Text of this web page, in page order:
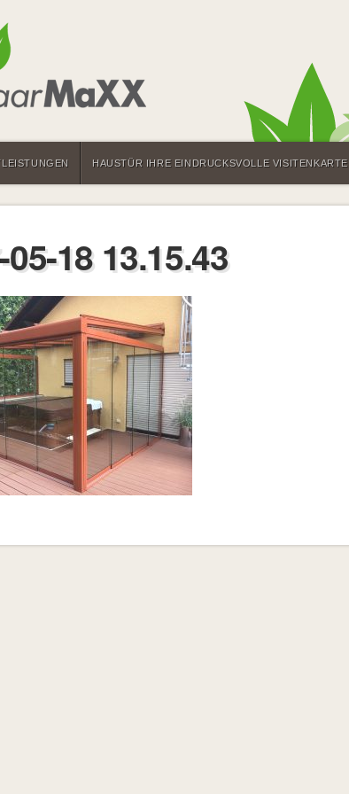
HAUSTÜR IHRE EINDRUCKSVOLLE VISITENKARTE
18 13.15.43